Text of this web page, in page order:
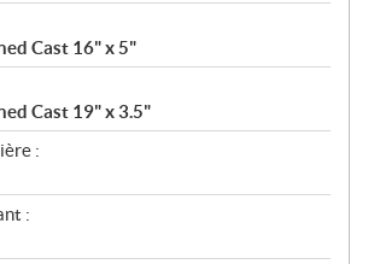
Cast 16" x 5"
Cast 19" x 3.5"
:
: